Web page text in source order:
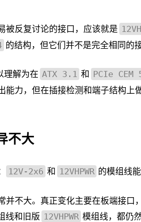
被反复讨论的接口，应该就是
的结构，但它们并不是完全相同的接
理解为在 ATX 3.1 和 PCIe CEM
能力，但在插接检测和端子结构
不大
12V-2x6 和 12VHPWR 的模组线
并不大。真正变化主要在板端接口
线和旧版 12VHPWR 模组线，都仍